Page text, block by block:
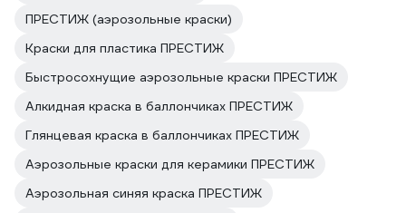
ПРЕСТИЖ (аэрозольные краски)
Краски для пластика ПРЕСТИЖ
Быстросохнущие аэрозольные краски ПРЕСТИЖ
Алкидная краска в баллончиках ПРЕСТИЖ
Глянцевая краска в баллончиках ПРЕСТИЖ
Аэрозольные краски для керамики ПРЕСТИЖ
Аэрозольная синяя краска ПРЕСТИЖ